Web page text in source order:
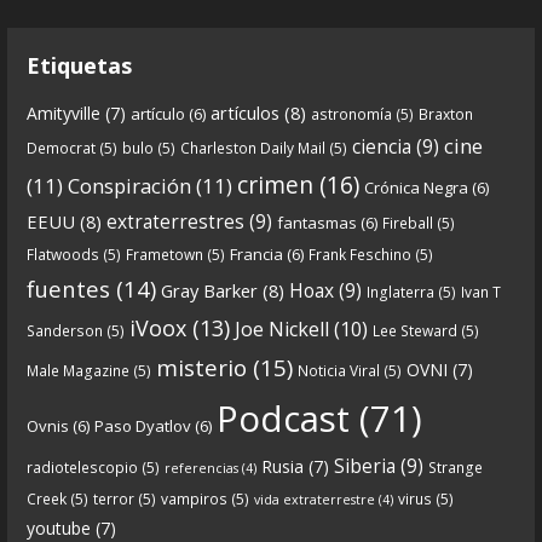
6 0 View on facebook
Crónicas de Nantucket
Descargar
https://www.ivoox.com/cdn-6x05-8211-qanon-
parte-1-origenes-audios-mp3_rf_67157433_1.html
Tras una exhaustiva investigación en los orígenes
y desarrollo de Qanon, la madre de todas las
more
Etiquetas
Amityville (7) artículo (6) artículos (8) astronomía (5) Braxton
Democrat (5) bulo (5) Charleston Daily Mail (5) ciencia (9) cine
(11) Conspiración (11) crimen (16) Crónica Negra (6)
EEUU (8) extraterrestres (9) fantasmas (6) Fireball (5)
Flatwoods (5) Frametown (5) Francia (6) Frank Feschino (5)
fuentes (14) Gray Barker (8) Hoax(9) Inglaterra (5) Ivan T
Sanderson (5) iVoox (13) Joe Nickell (10) Lee Steward (5)
Male Magazine (5) misterio (15) Noticia Viral (5) OVNI (7)
Ovnis (6) Paso Dyatlov (6) Podcast (71)
radiotelescopio (5) referencias (4) Rusia (7) Siberia (9) Strange
Creek (5) terror (5) vampiros (5) vida extraterrestre (4) virus (5)
youtube (7)